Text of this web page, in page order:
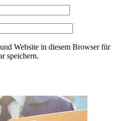
Website in diesem Browser für
speichern.